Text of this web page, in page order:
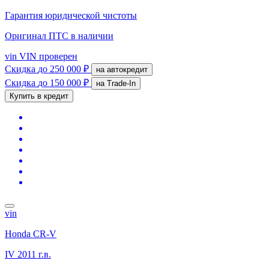
Гарантия юридической чистоты
Оригинал ПТС в наличии
vin VIN проверен
Скидка до 250 000 ₽ на автокредит
Скидка до 150 000 ₽
на Trade-In
Купить в кредит
vin
Honda CR-V
IV 2011 г.в.